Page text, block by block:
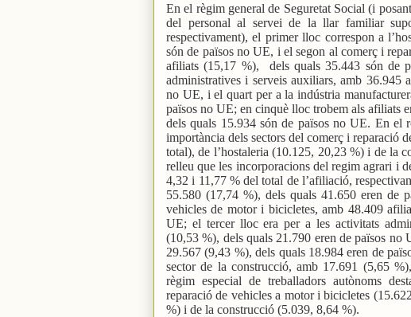
En el règim general de Seguretat Social (i
del personal al servei de la llar familiar
respectivament), el primer lloc correspon a
són de països no UE, i el segon al comerç i
afiliats (15,17 %),
dels quals 35.443 són de
administratives i serveis auxiliars, amb 36.945
no UE, i el quart per a la indústria
països no UE; en cinquè lloc trobem als afiliats
dels quals 15.934 són de països no UE. En el
importància dels sectors del comerç i reparació
total), de l’hostaleria (10.125, 20,23 %) i de la
relleu que les incorporacions del regim agrari i
4,32 i 11,77 % del total de l’afiliació,
55.580 (17,74 %), dels quals 41.650 eren de
vehicles de motor i bicicletes, amb 48.409
UE; el tercer lloc era per a les activitats
(10,53 %), dels quals 21.790 eren de països
29.567 (9,43 %), dels quals 18.984 eren de
sector de la construcció, amb 17.691 (5,65
règim especial de treballadors autònoms
reparació de vehicles a motor i bicicletes
%) i de la construcció (5.039, 8,64 %).